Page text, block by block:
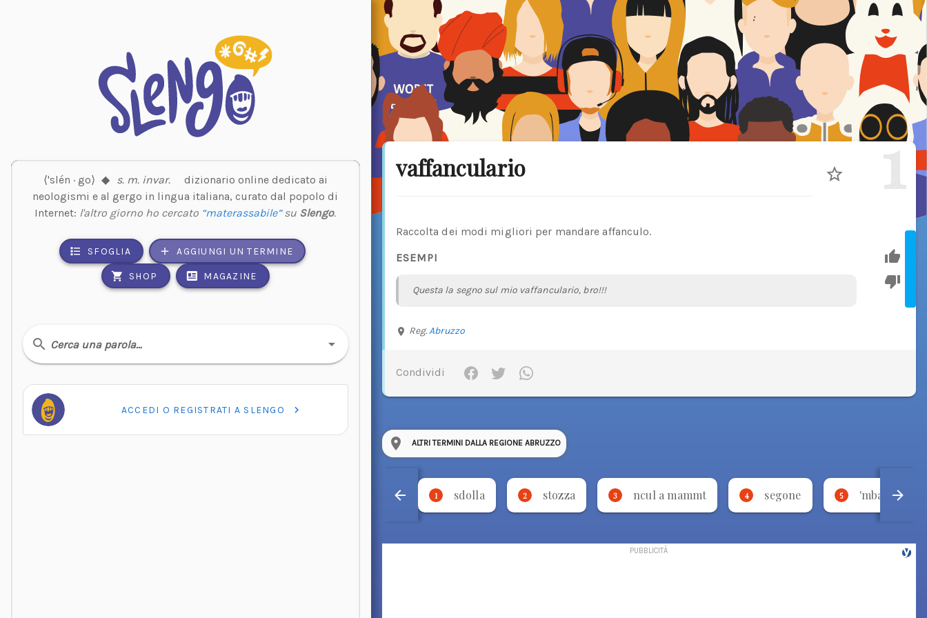
⟨'slén · go⟩ ◆ s. m. invar.
dizionario online dedicato ai
neologismi e al gergo in lingua italiana, curato dal popolo di
Internet: l'altro giorno ho cercato “materassabile”su Slengo.
SFOGLIA AGGIUNGI UN TERMINE
SHOP MAGAZINE
Cerca una parola…
ACCEDI O REGISTRATI A SLENGO
vaffanculario 1
Raccolta dei modi migliori per mandare affanculo.
ESEMPI
Questa la segno sul mio vaffanculario, bro!!!
Reg.Abruzzo
Condividi
ALTRI TERMINI DALLA REGIONE ABRUZZO
1 sdolla 2 stozza 3 ncul a mammt 4 segone 5 'mbalsamà